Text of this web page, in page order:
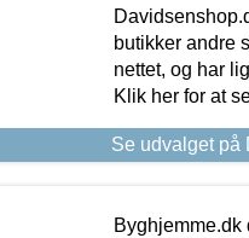
butikker andre
nettet, og har
Klik her for at
Se udvalget på